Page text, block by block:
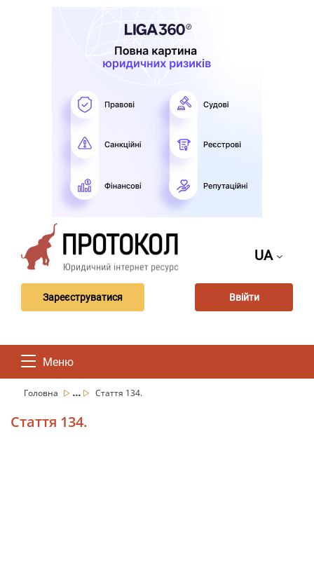
UA
Зареєструватися Ввійти
Меню
Головна ... Стаття 134.
Стаття 134.